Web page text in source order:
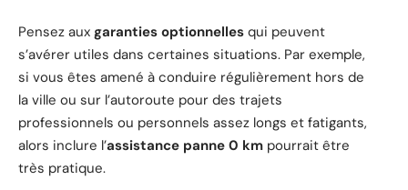
Pensez aux garanties optionnelles qui peuvent
s’avérer utiles dans certaines situations. Par exemple,
si vous êtes amené à conduire régulièrement hors de
la ville ou sur l’autoroute pour des trajets
professionnels ou personnels assez longs et fatigants,
alors inclure l’assistance panne 0 km pourrait être
très pratique.